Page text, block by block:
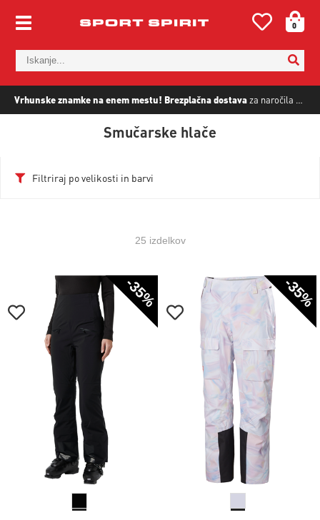
Vrhunske znamke na enem mestu! Brezplačna dostavaza naročila nad
0
Smučarske hlače
Filtriraj po velikosti in barvi
25 izdelkov
-35% -35%